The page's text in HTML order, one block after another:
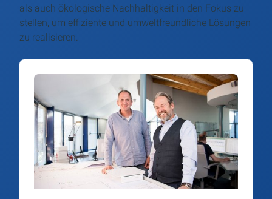
als auch ökologische Nachhaltigkeit in den Fokus zu
stellen, um effiziente und umweltfreundliche Lösungen
zu realisieren.